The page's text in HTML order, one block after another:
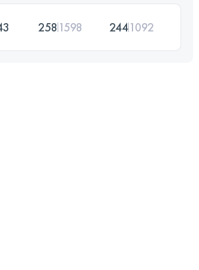
258 1598 2441092